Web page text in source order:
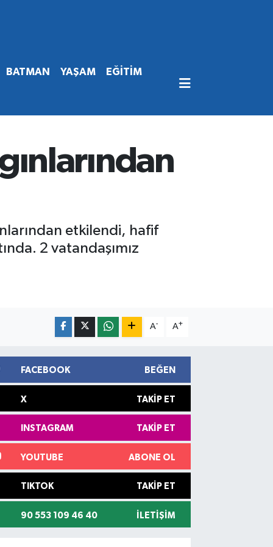
BATMAN YAŞAM EĞİTİM
etkilendi, hafif
2 vatandaşımız
A- A+
FACEBOOK BEĞEN
X TAKIP ET
INSTAGRAM TAKIP ET
YOUTUBE ABONE OL
TIKTOK TAKIP ET
90 553 109 46 40 İLETIŞIM